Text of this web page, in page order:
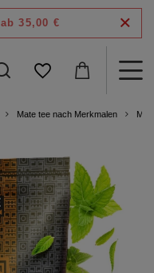
ab 35,00 €
Mate tee nach Merkmalen